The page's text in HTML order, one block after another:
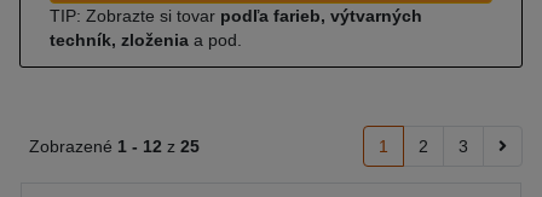
TIP: Zobrazte si tovar podľa farieb, výtvarných
techník, zloženia a pod.
Zobrazené 1 - 12 z 25 1 2 3